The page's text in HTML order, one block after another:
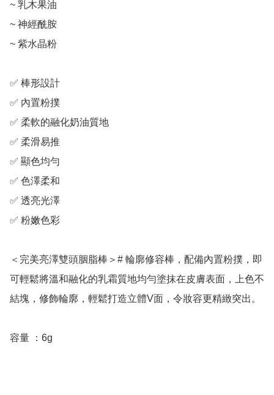
~ 乳木果油
~ 神經酰胺
~ 紫水晶粉
✅ 棒形設計
✅ 內置粉撲
✅ 柔軟的融化奶油質地
✅ 柔滑易推
✅ 顯色均勻
✅ 色澤柔和
✅ 透亮光澤
✅ 粉嫩色彩
＜完美亮澤雙頭胭脂棒＞# 輪廓修容棒，配備內置粉撲，即
可輕鬆將溫和融化的乳霜質地均勻塗抹在皮膚表面，上色不
結塊，修飾輪廓，輕鬆打造立體V面，令妝容更精緻突出。
容量 ：6g